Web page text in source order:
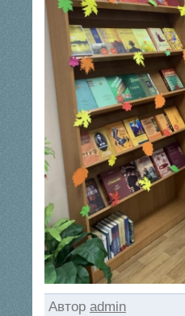
Автор admin